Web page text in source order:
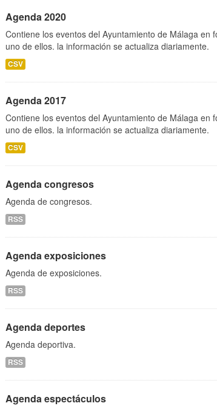
Agenda 2020
Contiene los eventos del Ayuntamiento de Málaga en
uno de ellos. la información se actualiza diariamente.
CSV
Agenda 2017
Contiene los eventos del Ayuntamiento de Málaga en
uno de ellos. la información se actualiza diariamente.
CSV
Agenda congresos
Agenda de congresos.
RSS
Agenda exposiciones
Agenda de exposiciones.
RSS
Agenda deportes
Agenda deportiva.
RSS
Agenda espectáculos